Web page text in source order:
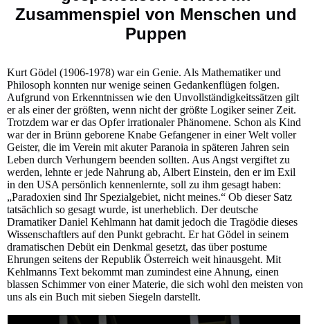
Zusammenspiel von Menschen und
Puppen
Kurt Gödel (1906-1978) war ein Genie. Als Mathematiker und
Philosoph konnten nur wenige seinen Gedankenflügen folgen.
Aufgrund von Erkenntnissen wie den Unvollständigkeitssätzen gilt
er als einer der größten, wenn nicht der größte Logiker seiner Zeit.
Trotzdem war er das Opfer irrationaler Phänomene. Schon als Kind
war der in Brünn geborene Knabe Gefangener in einer Welt voller
Geister, die im Verein mit akuter Paranoia in späteren Jahren sein
Leben durch Verhungern beenden sollten. Aus Angst vergiftet zu
werden, lehnte er jede Nahrung ab, Albert Einstein, den er im Exil
in den USA persönlich kennenlernte, soll zu ihm gesagt haben:
„Paradoxien sind Ihr Spezialgebiet, nicht meines.“ Ob dieser Satz
tatsächlich so gesagt wurde, ist unerheblich. Der deutsche
Dramatiker Daniel Kehlmann hat damit jedoch die Tragödie dieses
Wissenschaftlers auf den Punkt gebracht. Er hat Gödel in seinem
dramatischen Debüt ein Denkmal gesetzt, das über postume
Ehrungen seitens der Republik Österreich weit hinausgeht. Mit
Kehlmanns Text bekommt man zumindest eine Ahnung, einen
blassen Schimmer von einer Materie, die sich wohl den meisten von
uns als ein Buch mit sieben Siegeln darstellt.